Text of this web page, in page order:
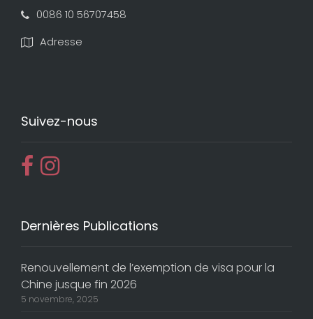
0086 10 56707458
Adresse
Suivez-nous
Dernières Publications
Renouvellement de l’exemption de visa pour la
Chine jusque fin 2026
5 novembre, 2025